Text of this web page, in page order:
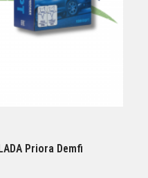
Priora Demfi